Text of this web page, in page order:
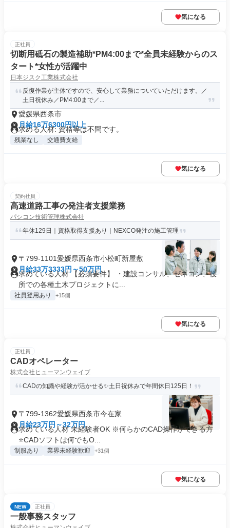
気になる
正社員
切断用砥石の製造補助*PM4:00まで*全員未経験からのス
タート*女性が活躍中
日本ジスク工業株式会社
反復作業が主体ですので、安心して業務についていただけます。／
土日祝休み／PM4:00まで／...
愛媛県西条市
月給16万6300円以上
求める人材: 資格等は不問です。
残業なし 交通費支給
気になる
契約社員
高速道路工事の発注者支援業務
パシコン技術管理株式会社
年休129日｜資格取得支援あり｜NEXCO発注の施工管理
〒799-1101愛媛県西条市小松町新屋敷
月給33万3333円～50万円
求めている人材 【必須要件】 ・建設コンサル、ゼネコン、役
所での各種土木プロジェクトに...
社員登用あり +15個
気になる
正社員
CADオペレーター
株式会社ヒューマンウェイブ
CADの知識や経験が活かせる✨土日祝休みで年間休日125日！
〒799-1362愛媛県西条市今在家
月給23万円～32万円
求めている人材 未経験者OK ※何らかのCAD操作ができる方
⭐CADソフトは何でもO...
制服あり 業界未経験歓迎 +31個
気になる
NEW 正社員
一般事務スタッフ